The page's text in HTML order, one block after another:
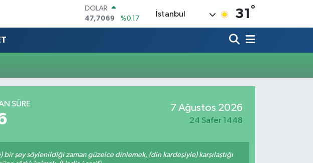
DOLAR
47,7069
%0.17
EURO
6618.49
%2.12
İstanbul 31 °
SÜRE 7 Ağustos 2026
24 Safer 1448
şey söylenildiği zaman güzelce dinlemek, (din kardeşiyle) karşılaştığı